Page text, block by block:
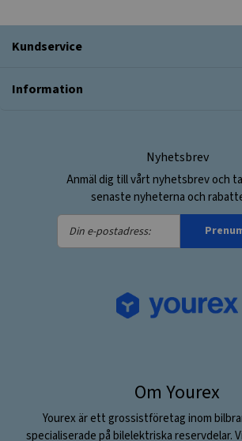
Kundservice
Information
Nyhetsbrev
Anmäl dig till vårt nyhetsbrev och
senaste nyheterna och
Din
e-
Om Yourex
Yourex är ett grossistföretag inom
specialiserade på bilelektriska reservdelar.